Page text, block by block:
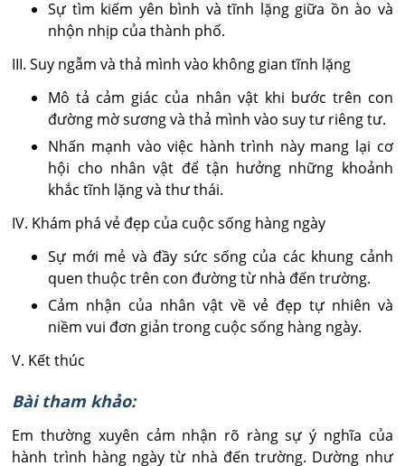
Sự tìm kiếm yên bình và tĩnh lặng giữa ồn ào và
nhộn nhịp của thành phố.
III. Suy ngẫm và thả mình vào không gian tĩnh lặng
Mô tả cảm giác của nhân vật khi bước trên con
đường mờ sương và thả mình vào suy tư riêng tư.
Nhấn mạnh vào việc hành trình này mang lại cơ
hội cho nhân vật để tận hưởng những khoảnh
khắc tĩnh lặng và thư thái.
IV. Khám phá vẻ đẹp của cuộc sống hàng ngày
Sự mới mẻ và đầy sức sống của các khung cảnh
quen thuộc trên con đường từ nhà đến trường.
Cảm nhận của nhân vật về vẻ đẹp tự nhiên và
niềm vui đơn giản trong cuộc sống hàng ngày.
V. Kết thúc
Bài tham khảo:
Em thường xuyên cảm nhận rõ ràng sự ý nghĩa của
hành trình hàng ngày từ nhà đến trường. Dường như